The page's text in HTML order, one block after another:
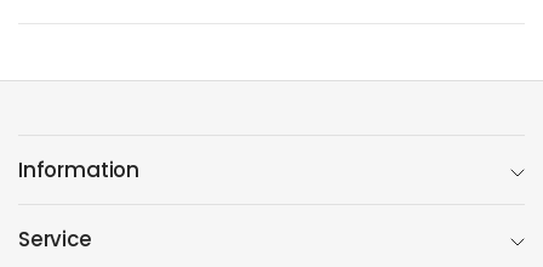
Information
Service